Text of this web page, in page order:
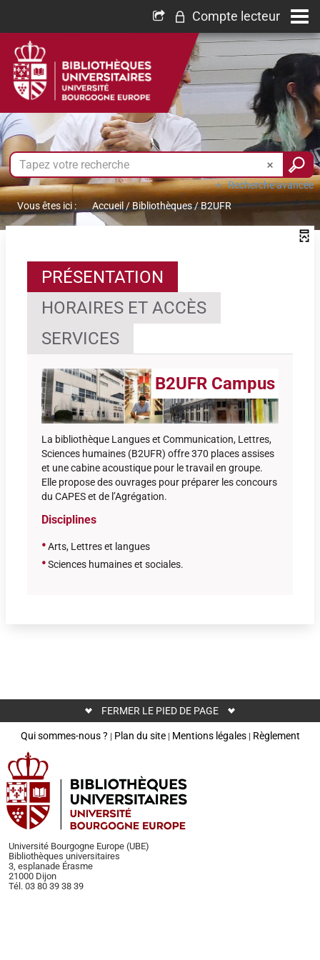
Compte lecteur
Recherche avancée
Vous êtes ici :
Accueil /Bibliothèques/B2UFR
PRÉSENTATION
HORAIRES ET ACCÈS
SERVICES
B2UFR Campus
La bibliothèque Langues et Communication, Lettres,
Sciences humaines (B2UFR) offre 370 places assises
et une cabine acoustique pour le travail en groupe.
Elle propose des ouvrages pour préparer les concours
du CAPES et de l’Agrégation.
Disciplines
•Arts, Lettres et langues
•Sciences humaines et sociales.
FERMER LE PIED DE PAGE
Qui sommes-nous ? | Plan du site| Mentions légales| Règlement
Université Bourgogne Europe (UBE)
Bibliothèques universitaires
3, esplanade Érasme
21000 Dijon
Tél. 03 80 39 38 39